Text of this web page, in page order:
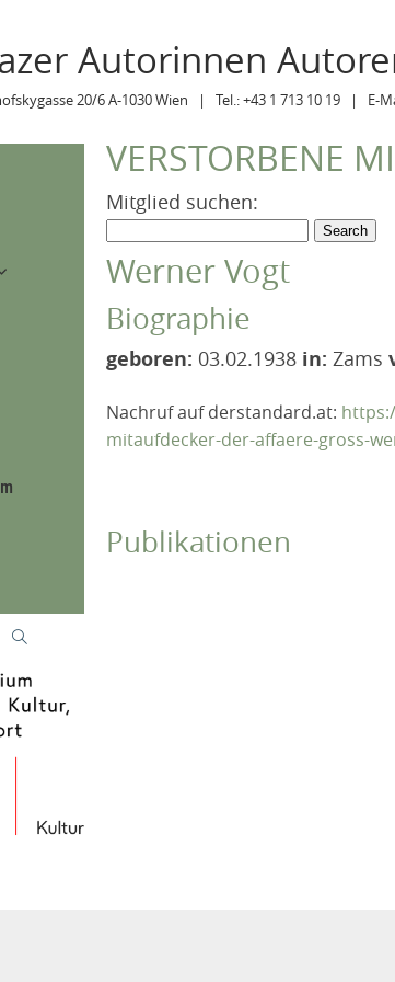
Autorinnen
20/6 A-1030 Wien | Tel.: +43 1 713 10 19 | E-
VERSTORBENE
Mitglied suchen:
Werner Vogt
Biographie
geboren: 03.02.1938 in: Zams
Nachruf auf derstandard.at:
mitaufdecker-der-affaere-gross-
Publikationen